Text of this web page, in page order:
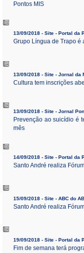
Pontos MIS
13/09/2018 - Site - Portal da
Grupo Língua de Trapo é
13/09/2018 - Site - Jornal da
Cultura tem inscrições
13/09/2018 - Site - Jornal
Prevenção ao suicídio é
mês
14/09/2018 - Site - Portal da
Santo André realiza
15/09/2018 - Site - ABC do
Santo André realiza
19/09/2018 - Site - Portal da
Fim de semana terá